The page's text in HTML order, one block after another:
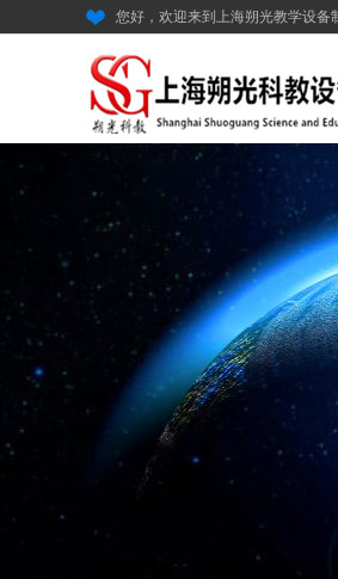
您好，欢迎来到上海朔光教学设备